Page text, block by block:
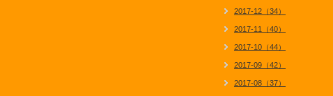
2017-12（34）
2017-11（40）
2017-10（44）
2017-09（42）
2017-08（37）